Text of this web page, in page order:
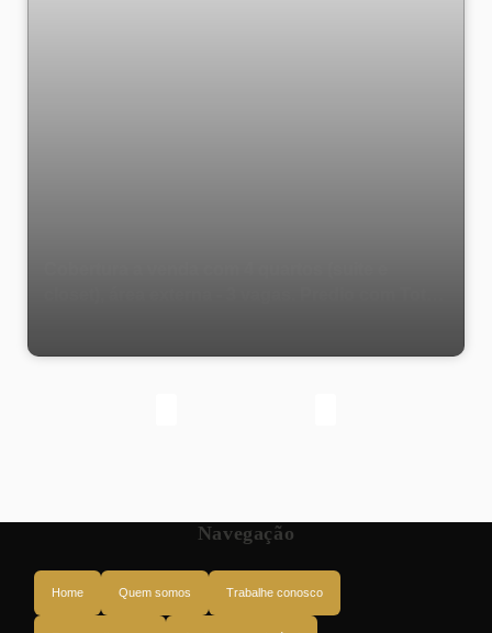
Navegação
Home Quem somos Trabalhe conosco